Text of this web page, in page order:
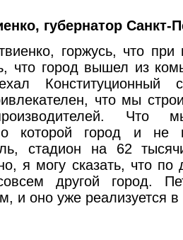
губернатор Санкт-
горжусь, что при
что город вышел из
что мы
Что
о которой город и не
стадион на 62
я могу сказать, что по
другой город.
и оно уже реализуется в